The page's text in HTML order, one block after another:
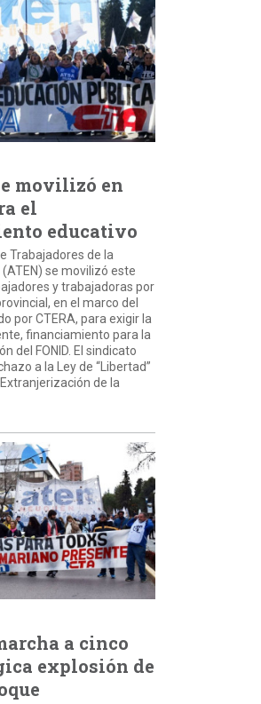
movilizó en
el
educativo
Trabajadores de la
se movilizó este
y trabajadoras por
en el marco del
por CTERA, para exigir la
financiamiento para la
del FONID. El sindicato
a la Ley de “Libertad”
de la
a cinco
explosión de